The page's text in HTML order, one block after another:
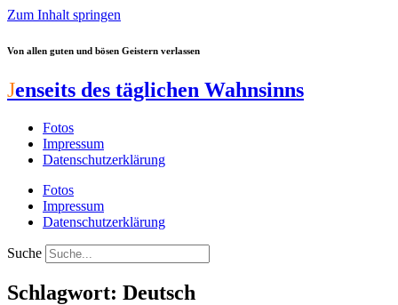
Zum Inhalt springen
Von allen guten und bösen Geistern verlassen
Jenseits des täglichen Wahnsinns
Fotos
Impressum
Datenschutzerklärung
Fotos
Impressum
Datenschutzerklärung
Suche
Schlagwort: Deutsch